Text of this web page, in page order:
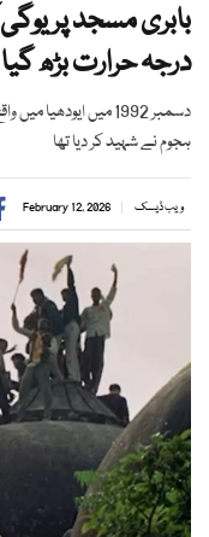
بابری مسجد پر یوگی
درجہ حرارت بڑھ گیا
دسمبر 1992 میں
ہجوم نے شہید کر دیا تھا
ویب ڈیسک February 12, 2026